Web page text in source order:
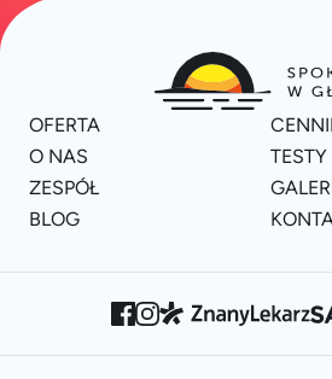
OFERTA
O NAS
ZESPÓŁ
BLOG